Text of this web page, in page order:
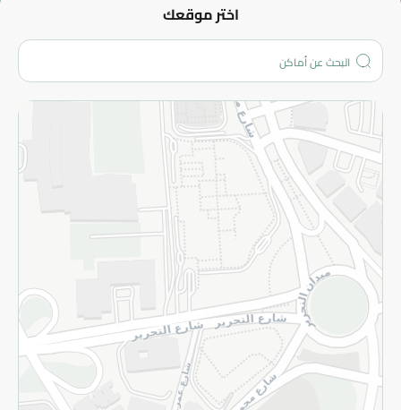
اختر موقعك
من نحن؟
الفروع
المزيد
الاسترجاع
سياسة الاستخدام
سياسة الخصوصية
قم بالتسجيل للنشرة
©2026 - Spinneys | جميع الحقوق محفوظة